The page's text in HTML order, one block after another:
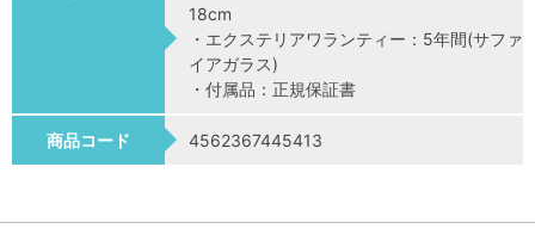
18cm
・エクステリアワランティー：5年間(サファ
イアガラス)
・付属品：正規保証書
商品コード 4562367445413